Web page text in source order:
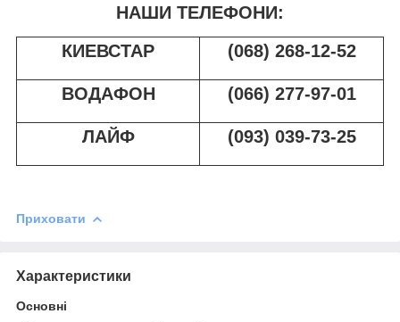
НАШИ ТЕЛЕФОНИ:
КИЕВСТАР
(068) 268-12-52
ВОДАФОН (066) 277-97-01
ЛАЙФ (093) 039-73-25
Приховати
Характеристики
Основні